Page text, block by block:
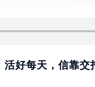
活好每天，信靠交